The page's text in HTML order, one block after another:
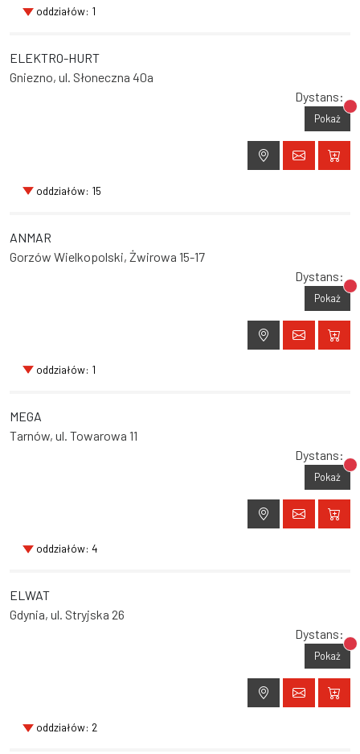
oddziałów: 1
ELEKTRO-HURT
Gniezno, ul. Słoneczna 40a
Dystans:
Pokaż
oddziałów: 15
ANMAR
Gorzów Wielkopolski, Żwirowa 15-17
Dystans:
Pokaż
oddziałów: 1
MEGA
Tarnów, ul. Towarowa 11
Dystans:
Pokaż
oddziałów: 4
ELWAT
Gdynia, ul. Stryjska 26
Dystans:
Pokaż
oddziałów: 2